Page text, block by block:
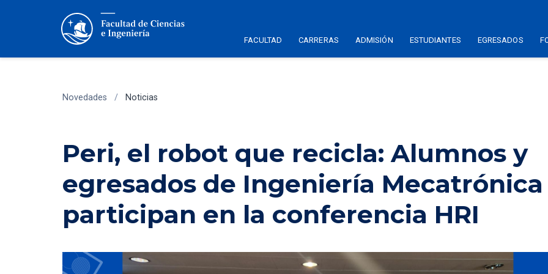
FACULTAD CARRERAS ADMISIÓN ESTUDIANTES EGRESADOS
Novedades / Noticias
Peri, el robot que recicla: Alumnos y
egresados de Ingeniería Mecatrónica
participan en la conferencia HRI